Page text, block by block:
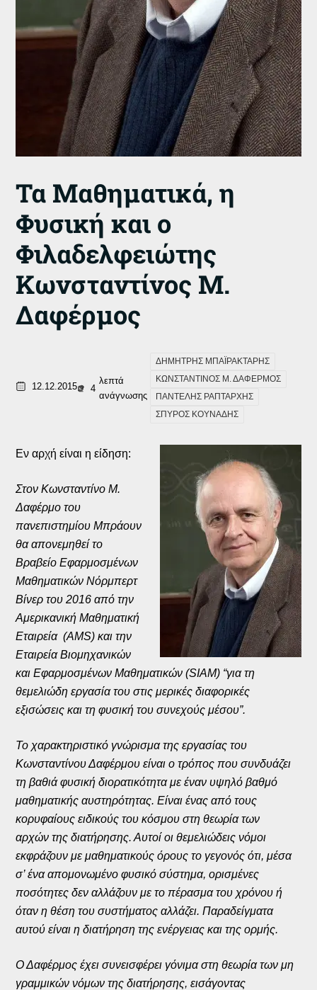
Τα Μαθηματικά, η
Φυσική και ο
Φιλαδελφειώτης
Κωνσταντίνος Μ.
Δαφέρμος
12.12.2015 4
λεπτά
ανάγνωσης
ΔΗΜΗΤΡΗΣ ΜΠΑΪΡΑΚΤΑΡΗΣ
ΚΩΝΣΤΑΝΤΙΝΟΣ Μ. ΔΑΦΕΡΜΟΣ
ΠΑΝΤΕΛΗΣ ΡΑΠΤΑΡΧΗΣ
ΣΠΥΡΟΣ ΚΟΥΝΑΔΗΣ
Εν αρχή είναι η είδηση:
Στον Κωνσταντίνο Μ.
Δαφέρμο του
πανεπιστημίου Μπράουν
θα απονεμηθεί το
Βραβείο Εφαρμοσμένων
Μαθηματικών Νόρμπερτ
Βίνερ του 2016 από την
Αμερικανική Μαθηματική
Εταιρεία (AMS) και την
Εταιρεία Βιομηχανικών
και Εφαρμοσμένων Μαθηματικών (SIAM) “για τη
θεμελιώδη εργασία του στις μερικές διαφορικές
εξισώσεις και τη φυσική του συνεχούς μέσου”.
Το χαρακτηριστικό γνώρισμα της εργασίας του
Κωνσταντίνου Δαφέρμου είναι ο τρόπος που συνδυάζει
τη βαθιά φυσική διορατικότητα με έναν υψηλό βαθμό
μαθηματικής αυστηρότητας. Είναι ένας από τους
κορυφαίους ειδικούς του κόσμου στη θεωρία των
αρχώντης διατήρησης. Αυτοί οι θεμελιώδεις νόμοι
εκφράζουν με μαθηματικούς όρους το γεγονός ότι, μέσα
σ’ ένα απομονωμένο φυσικό σύστημα, ορισμένες
ποσότητες δεν αλλάζουν με το πέρασμα του χρόνου ή
όταν η θέση του συστήματος αλλάζει. Παραδείγματα
αυτού είναι η διατήρηση της ενέργειας και της ορμής.
Ο Δαφέρμος έχει συνεισφέρει γόνιμα στη θεωρία των μη
γραμμικών νόμων της διατήρησης, εισάγοντας